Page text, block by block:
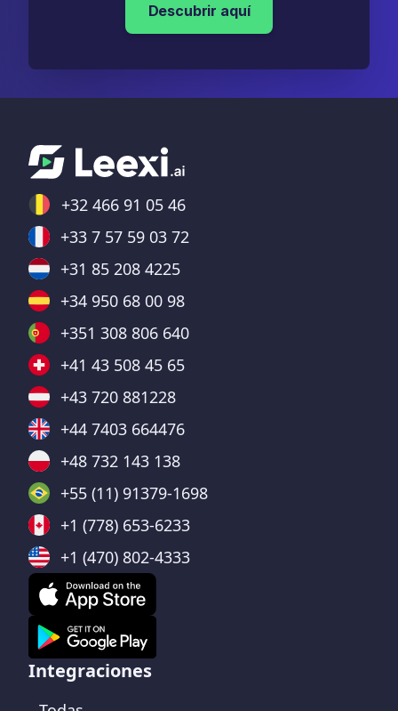
Descubrir aquí
+32 466 91 05 46
+33 7 57 59 03 72
+31 85 208 4225
+34 950 68 00 98
+351 308 806 640
+41 43 508 45 65
+43 720 881228
+44 7403 664476
+48 732 143 138
+55 (11) 91379-1698
+1 (778) 653-6233
+1 (470) 802-4333
Integraciones